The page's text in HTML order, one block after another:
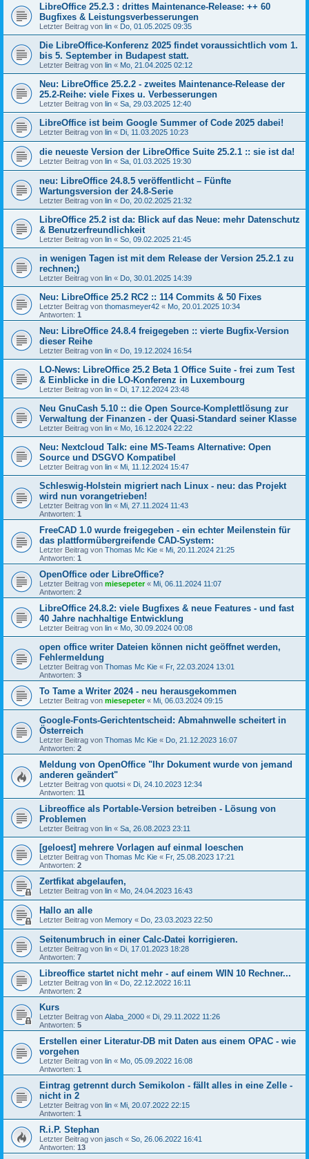
LibreOffice 25.2.3 : drittes Maintenance-Release: ++ 60
Bugfixes & Leistungsverbesserungen
Letzter Beitrag von lin « Do, 01.05.2025 09:35
Die LibreOffice-Konferenz 2025 findet voraussichtlich vom 1.
bis 5. September in Budapest statt.
Letzter Beitrag von lin « Mo, 21.04.2025 02:12
Neu: LibreOffice 25.2.2 - zweites Maintenance-Release der
25.2-Reihe: viele Fixes u. Verbesserungen
Letzter Beitrag von lin « Sa, 29.03.2025 12:40
LibreOffice ist beim Google Summer of Code 2025 dabei!
Letzter Beitrag von lin « Di, 11.03.2025 10:23
die neueste Version der LibreOffice Suite 25.2.1 :: sie ist da!
Letzter Beitrag von lin « Sa, 01.03.2025 19:30
neu: LibreOffice 24.8.5 veröffentlicht – Fünfte
Wartungsversion der 24.8-Serie
Letzter Beitrag von lin « Do, 20.02.2025 21:32
LibreOffice 25.2 ist da: Blick auf das Neue: mehr Datenschutz
& Benutzerfreundlichkeit
Letzter Beitrag von lin « So, 09.02.2025 21:45
in wenigen Tagen ist mit dem Release der Version 25.2.1 zu
rechnen;)
Letzter Beitrag von lin « Do, 30.01.2025 14:39
Neu: LibreOffice 25.2 RC2 :: 114 Commits & 50 Fixes
Letzter Beitrag von thomasmeyer42 « Mo, 20.01.2025 10:34
Antworten: 1
Neu: LibreOffice 24.8.4 freigegeben :: vierte Bugfix-Version
dieser Reihe
Letzter Beitrag von lin « Do, 19.12.2024 16:54
LO-News: LibreOffice 25.2 Beta 1 Office Suite - frei zum Test
& Einblicke in die LO-Konferenz in Luxembourg
Letzter Beitrag von lin « Di, 17.12.2024 23:48
Neu GnuCash 5.10 :: die Open Source-Komplettlösung zur
Verwaltung der Finanzen - der Quasi-Standard seiner Klasse
Letzter Beitrag von lin « Mo, 16.12.2024 22:22
Neu: Nextcloud Talk: eine MS-Teams Alternative: Open
Source und DSGVO Kompatibel
Letzter Beitrag von lin « Mi, 11.12.2024 15:47
Schleswig-Holstein migriert nach Linux - neu: das Projekt
wird nun vorangetrieben!
Letzter Beitrag von lin « Mi, 27.11.2024 11:43
Antworten: 1
FreeCAD 1.0 wurde freigegeben - ein echter Meilenstein für
das plattformübergreifende CAD-System:
Letzter Beitrag von Thomas Mc Kie « Mi, 20.11.2024 21:25
Antworten: 1
OpenOffice oder LibreOffice?
Letzter Beitrag von miesepeter« Mi, 06.11.2024 11:07
Antworten: 2
LibreOffice 24.8.2: viele Bugfixes & neue Features - und fast
40 Jahre nachhaltige Entwicklung
Letzter Beitrag von lin « Mo, 30.09.2024 00:08
open office writer Dateien können nicht geöffnet werden,
Fehlermeldung
Letzter Beitrag von Thomas Mc Kie « Fr, 22.03.2024 13:01
Antworten: 3
To Tame a Writer 2024 - neu herausgekommen
Letzter Beitrag von miesepeter« Mi, 06.03.2024 09:15
Google-Fonts-Gerichtentscheid: Abmahnwelle scheitert in
Österreich
Letzter Beitrag von Thomas Mc Kie « Do, 21.12.2023 16:07
Antworten: 2
Meldung von OpenOffice "Ihr Dokument wurde von jemand
anderen geändert"
Letzter Beitrag von quotsi « Di, 24.10.2023 12:34
Antworten: 11
Libreoffice als Portable-Version betreiben - Lösung von
Problemen
Letzter Beitrag von lin « Sa, 26.08.2023 23:11
[geloest] mehrere Vorlagen auf einmal loeschen
Letzter Beitrag von Thomas Mc Kie « Fr, 25.08.2023 17:21
Antworten: 2
Zertfikat abgelaufen,
Letzter Beitrag von lin « Mo, 24.04.2023 16:43
Hallo an alle
Letzter Beitrag von Memory « Do, 23.03.2023 22:50
Seitenumbruch in einer Calc-Datei korrigieren.
Letzter Beitrag von lin « Di, 17.01.2023 18:28
Antworten: 7
Libreoffice startet nicht mehr - auf einem WIN 10 Rechner...
Letzter Beitrag von lin « Do, 22.12.2022 16:11
Antworten: 2
Kurs
Letzter Beitrag von Alaba_2000 « Di, 29.11.2022 11:26
Antworten: 5
Erstellen einer Literatur-DB mit Daten aus einem OPAC - wie
vorgehen
Letzter Beitrag von lin « Mo, 05.09.2022 16:08
Antworten: 1
Eintrag getrennt durch Semikolon - fällt alles in eine Zelle -
nicht in 2
Letzter Beitrag von lin « Mi, 20.07.2022 22:15
Antworten: 1
R.i.P. Stephan
Letzter Beitrag von jasch « So, 26.06.2022 16:41
Antworten: 13